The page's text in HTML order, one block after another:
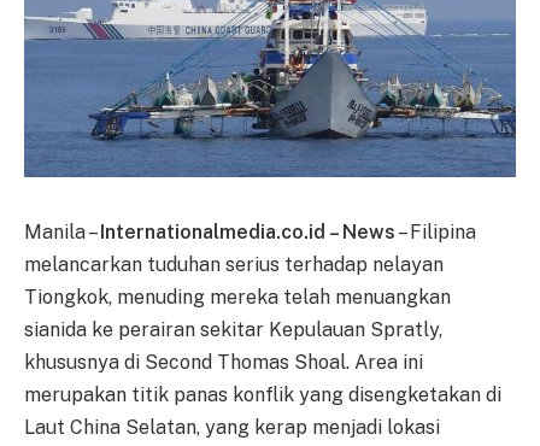
Manila –Internationalmedia.co.id – News – Filipina
melancarkan tuduhan serius terhadap nelayan
Tiongkok, menuding mereka telah menuangkan
sianida ke perairan sekitar Kepulauan Spratly,
khususnya di Second Thomas Shoal. Area ini
merupakan titik panas konflik yang disengketakan di
Laut China Selatan, yang kerap menjadi lokasi